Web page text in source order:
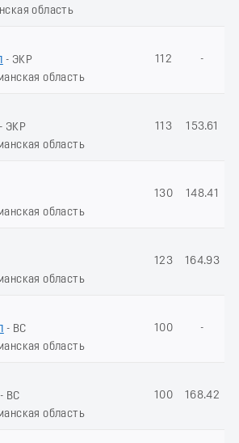
область
- ЭКР
область
112 -
- ЭКР
область
113 153.61
область
130 148.41
область
123 164.93
- ВС
область
100 -
- ВС
область
100 168.42